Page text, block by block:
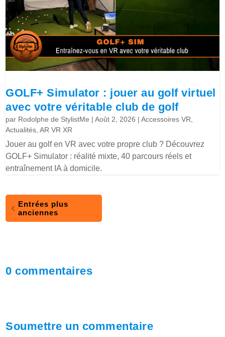
GOLF+ Simulator : jouer au golf virtuel
avec votre véritable club de golf
par Rodolphe de StylistMe |Août 2, 2026 |Accessoires VR
Actualités ,AR VR XR
Jouer au golf en VR avec votre propre club ? Découvrez
GOLF+ Simulator : réalité mixte, 40 parcours réels et
entraînement IA à domicile.
Entrées plus
anciennes
0 commentaires
Soumettre un commentaire